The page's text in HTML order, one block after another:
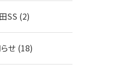
SS (2)
せ (18)